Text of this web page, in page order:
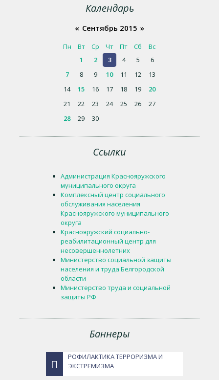
Календарь
« Сентябрь 2015 »
Пн Вт Ср Чт Пт Сб
Вс
1
2 3 4 5
6
7
8 9 10 11 12
13
14
15 16 17 18 19
20
21
22 23 24 25 26
27
28
29 30
Ссылки
Администрация Краснояружского
муниципального округа
Комплексный центр социального
обслуживания населения
Краснояружского муниципального
округа
Краснояружский социально-
реабилитационный центр для
несовершеннолетних
Министерство социальной защиты
населения и труда Белгородской
области
Министерство труда и социальной
защиты РФ
Баннеры
П
РОФИЛАКТИКА ТЕРРОРИЗМА И
ЭКСТРЕМИЗМА